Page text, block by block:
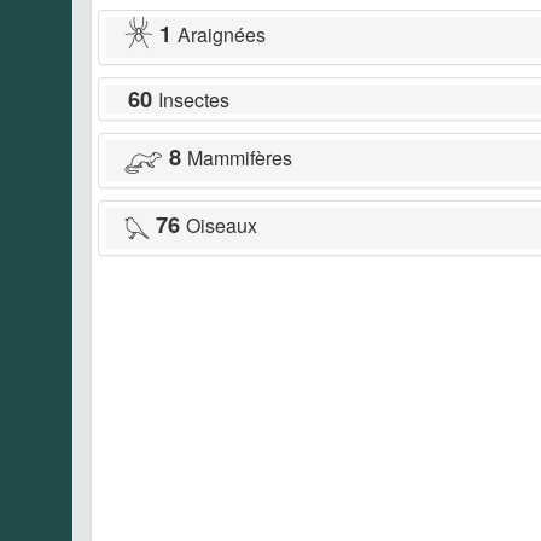
1 Araignées
60 Insectes
8 Mammifères
76 Oiseaux